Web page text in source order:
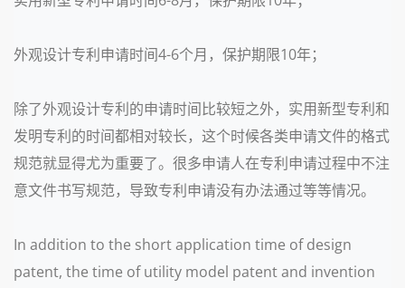
外观设计专利申请时间4-6个月，保护期限10年；
除了外观设计专利的申请时间比较短之外，实用新型专利和
发明专利的时间都相对较长，这个时候各类申请文件的格式
规范就显得尤为重要了。很多申请人在专利申请过程中不注
意文件书写规范，导致专利申请没有办法通过等等情况。
In addition to the short application time of design
patent, the time of utility model patent and invention